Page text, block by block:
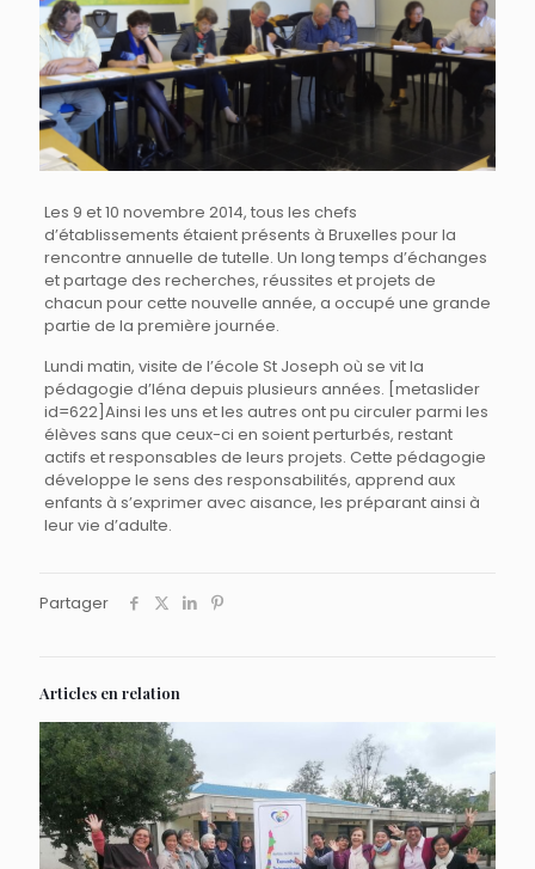
Les 9 et 10 novembre 2014, tous les chefs
d’établissements étaient présents à Bruxelles pour la
rencontre annuelle de tutelle. Un long temps d’échanges
et partage des recherches, réussites et projets de
chacun pour cette nouvelle année, a occupé une grande
partie de la première journée.
Lundi matin, visite de l’école St Joseph où se vit la
pédagogie d’Iéna depuis plusieurs années. [metaslider
id=622]Ainsi les uns et les autres ont pu circuler parmi les
élèves sans que ceux-ci en soient perturbés, restant
actifs et responsables de leurs projets. Cette pédagogie
développe le sens des responsabilités, apprend aux
enfants à s’exprimer avec aisance, les préparant ainsi à
leur vie d’adulte.
Partager
Articles en relation